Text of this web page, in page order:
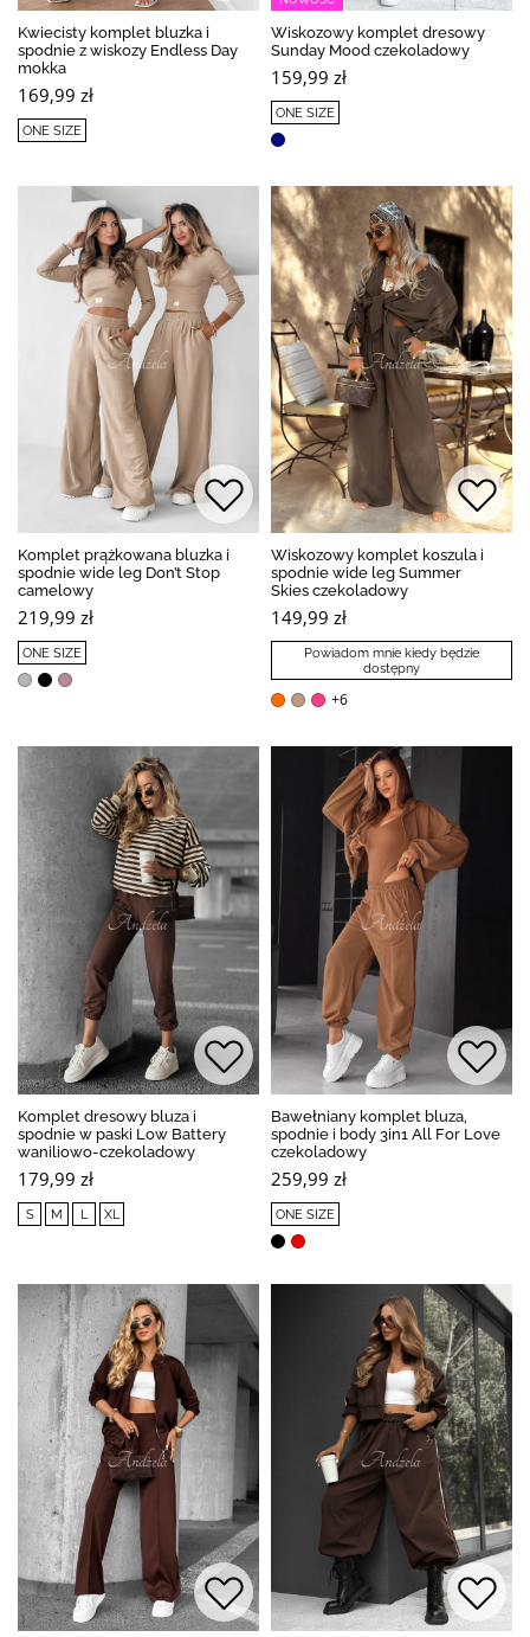
Kwiecisty komplet bluzka i
spodnie z wiskozy Endless Day
mokka
169,99 zł
ONE SIZE
Wiskozowy komplet dresowy
Sunday Mood czekoladowy
159,99 zł
ONE SIZE
Komplet prążkowana bluzka i
spodnie wide leg Don’t Stop
camelowy
219,99 zł
ONE SIZE
Wiskozowy komplet koszula i
spodnie wide leg Summer
Skies czekoladowy
149,99 zł
Powiadom mnie kiedy będzie
dostępny
+6
Komplet dresowy bluza i
spodnie w paski Low Battery
waniliowo-czekoladowy
179,99 zł
S M L XL
Bawełniany komplet bluza,
spodnie i body 3in1 All For Love
czekoladowy
259,99 zł
ONE SIZE